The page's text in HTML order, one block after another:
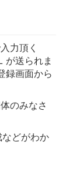
力頂く
が送られま
録画面から
のみなさ
どがわか